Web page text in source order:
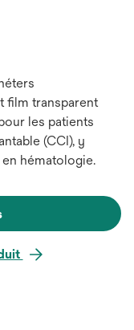
film transparent
les patients
(CCI), y
hématologie.